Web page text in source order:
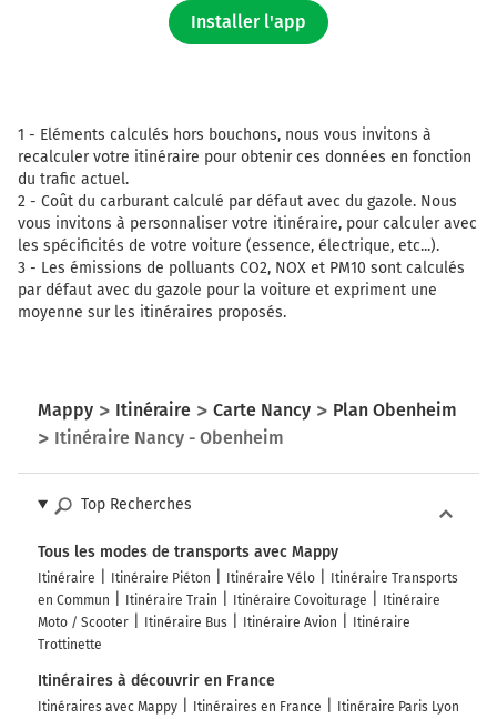
sur 60 mètres
Prendre à droite et rejoindre D206 (Rue de Westhouse).
Continuer sur 230 mètres
Au rond-point, prendre la 3ème sortie sur D829 (Rue de
Strasbourg) et continuer sur 220 mètres
148 km
149 km
Au rond-point, prendre la 3ème sortie sur D5 (Faubourg
du Rhin) et continuer sur 1 kilomètre
Rue du Faubourg du Rhin
149 km
Au rond-point, prendre la 2ème sortie sur D5 (Route de
Herbsheim) et continuer sur 2,3 kilomètres
150 km
Tourner à gauche sur Rue de la Division Leclerc et
continuer sur 2,1 kilomètres
Installer l'app
1 - Eléments calculés hors bouchons, nous vous invitons à
recalculer votre itinéraire pour obtenir ces données en fonction
du trafic actuel.
2 - Coût du carburant calculé par défaut avec du gazole. Nous
vous invitons à personnaliser votre itinéraire, pour calculer avec
les spécificités de votre voiture (essence, électrique, etc...).
3 - Les émissions de polluants CO2, NOX et PM10 sont calculés
par défaut avec du gazole pour la voiture et expriment une
moyenne sur les itinéraires proposés.
Mappy Itinéraire Carte Nancy
Plan Obenheim
Itinéraire Nancy - Obenheim
Top Recherches
Tous les modes de transports avec Mappy
Itinéraire Itinéraire Piéton Itinéraire Vélo
Itinéraire Transports
en Commun
Itinéraire Train Itinéraire Covoiturage
Itinéraire
Moto / Scooter
Itinéraire Bus Itinéraire Avion
Itinéraire
Trottinette
Itinéraires à découvrir en France
Itinéraires avec Mappy Itinéraires en France
Itinéraire Paris Lyon